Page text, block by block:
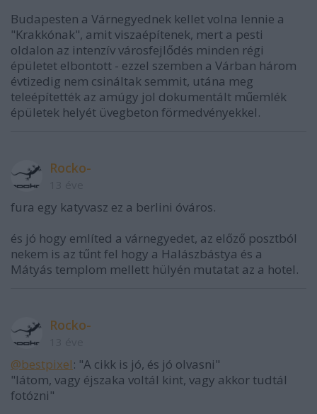
Budapesten a Várnegyednek kellet volna lennie a
"Krakkónak", amit viszaépítenek, mert a pesti
oldalon az intenzív városfejlődés minden régi
épületet elbontott - ezzel szemben a Várban három
évtizedig nem csináltak semmit, utána meg
teleépítették az amúgy jol dokumentált műemlék
épületek helyét üvegbeton förmedvényekkel.
Rocko-
fura egy katyvasz ez a berlini óváros.
és jó hogy említed a várnegyedet, az előző posztból
nekem is az tűnt fel hogy a Halászbástya és a
Mátyás templom mellett hülyén mutatat az a hotel.
Rocko-
@bestpixel: "A cikk is jó, és jó olvasni"
"látom, vagy éjszaka voltál kint, vagy akkor tudtál
fotózni"